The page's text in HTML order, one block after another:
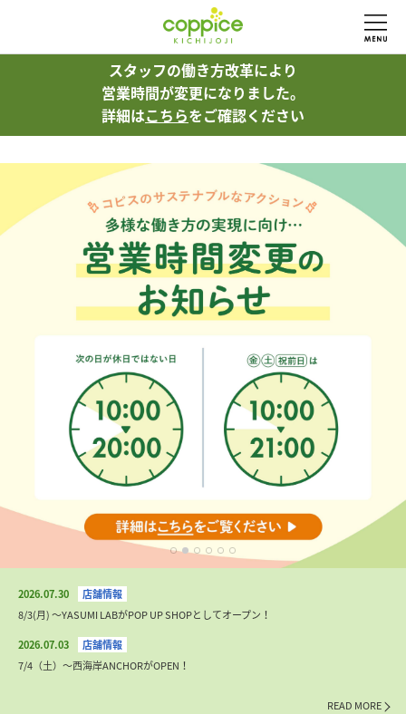
スタッフの働き方改革により
営業時間が変更になりました。
詳細はこちらをご確認ください
スタッフの働き方改革により
営業時間が変更になりました。
詳細はこちらをご確認ください
2026.07.30
8/3(月) 〜YASUMI LABがPOP UP SHOPとしてオープン！
2026.07.03
7/4（土）〜西海岸ANCHORがOPEN！
READ MORE